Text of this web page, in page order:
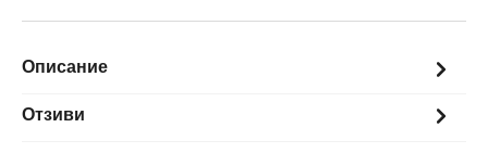
Описание
Отзиви